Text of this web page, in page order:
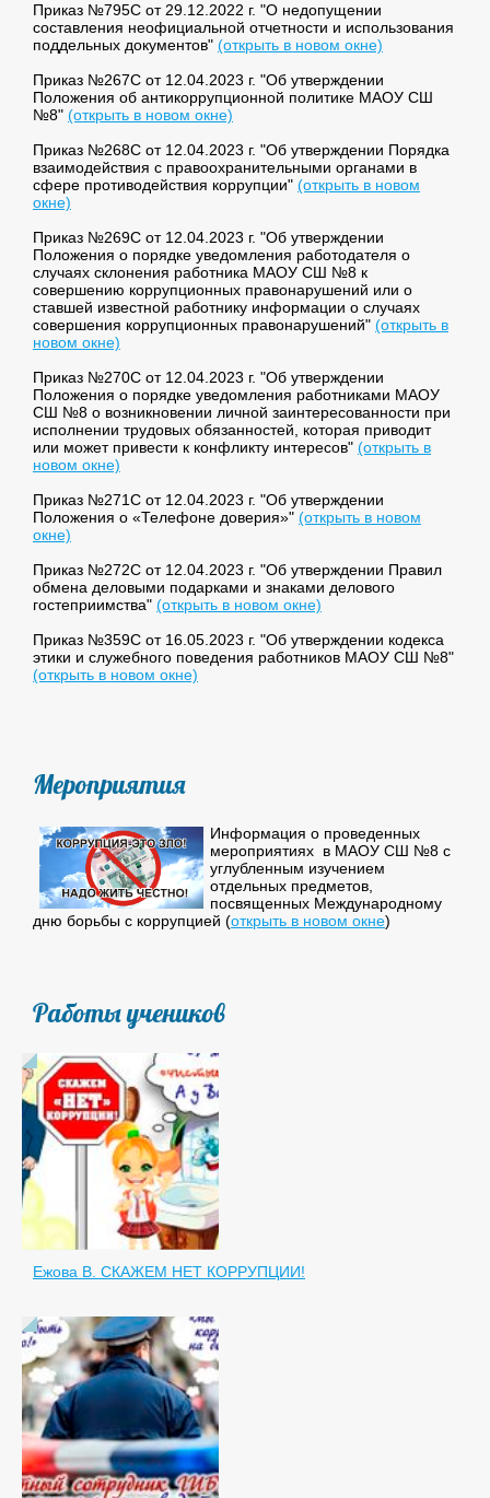
Приказ №795С от 29.12.2022 г. "О недопущении
составления неофициальной отчетности и использования
поддельных документов" (открыть в новом окне)
Приказ №267С от 12.04.2023 г. "Об утверждении
Положения об антикоррупционной политике МАОУ СШ
№8" (открыть в новом окне)
Приказ №268С от 12.04.2023 г. "Об утверждении Порядка
взаимодействия с правоохранительными органами в
сфере противодействия коррупции" (открыть в новом
окне)
Приказ №269С от 12.04.2023 г. "Об утверждении
Положения о порядке уведомления работодателя о
случаях склонения работника МАОУ СШ №8 к
совершению коррупционных правонарушений или о
ставшей известной работнику информации о случаях
совершения коррупционных правонарушений" (открыть в
новом окне)
Приказ №270С от 12.04.2023 г. "Об утверждении
Положения о порядке уведомления работниками МАОУ
СШ №8 о возникновении личной заинтересованности при
исполнении трудовых обязанностей, которая приводит
или может привести к конфликту интересов" (открыть в
новом окне)
Приказ №271С от 12.04.2023 г. "Об утверждении
Положения о «Телефоне доверия»" (открыть в новом
окне)
Приказ №272С от 12.04.2023 г. "Об утверждении Правил
обмена деловыми подарками и знаками делового
гостеприимства" (открыть в новом окне)
Приказ №359С от 16.05.2023 г. "Об утверждении кодекса
этики и служебного поведения работников МАОУ СШ №8"
(открыть в новом окне)
Мероприятия
Информация о проведенных
мероприятиях в МАОУ СШ №8 с
углубленным изучением
отдельных предметов,
посвященных Международному
дню борьбы с коррупцией (открыть в новом окне)
Работы учеников
Ежова В. СКАЖЕМ НЕТ КОРРУПЦИИ!